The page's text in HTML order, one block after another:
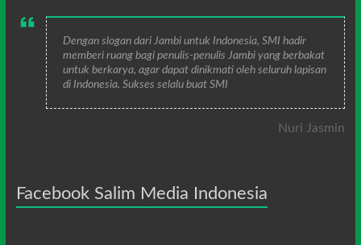
Dengan slogan dari Jambi untuk Indonesia, SMI hadir
memberi ruang bagi penulis-penulis Jambi yang berbakat
untuk berkarya, agar dapat dinikmati oleh seluruh lapisan
di Indonesia. Sukses selalu buat SMI
Nuri Jasmin
Facebook Salim Media Indonesia